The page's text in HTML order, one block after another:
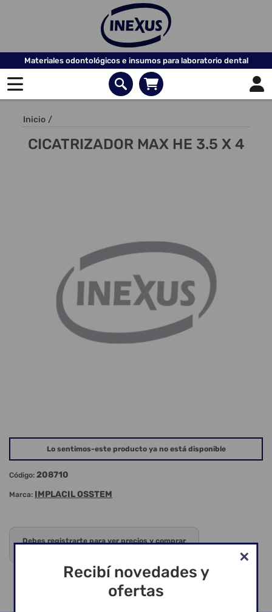
Materiales odontológicos e insumos para laboratorio dental
Inicio /
CICATRIZADOR MAX HE 3.5 X 4
Lo sentimos-este producto ya no está disponible
Código: 208710
Marca: IMPLACIL OSSTEM
Debes registrarte para ver precios y comprar
Recibí novedades y
ofertas